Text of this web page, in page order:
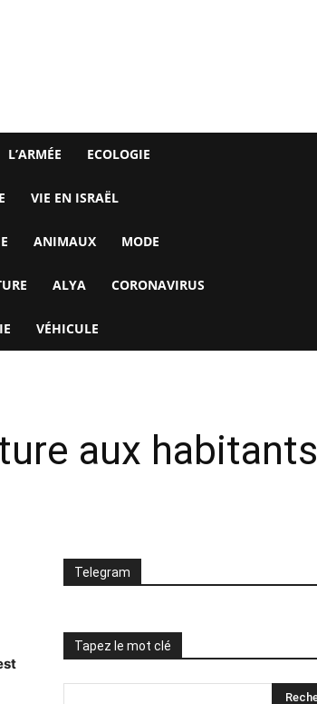
L’ARMÉE ECOLOGIE
VIE EN ISRAËL
ANIMAUX MODE
ALYA CORONAVIRUS
VÉHICULE
aux habitants
Telegram
Tapez le mot clé